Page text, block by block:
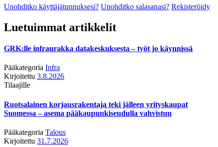
Unohditko käyttäjätunnuksesi? Unohditko salasanasi? Rekisteröidy
Luetuimmat artikkelit
GRK:lle infraurakka datakeskuksesta – työt jo käynnissä
Pääkategoria Infra
Kirjoitettu 3.8.2026
Tilaajille
Ruotsalainen korjausrakentaja teki jälleen yrityskaupat
Suomessa – asema pääkaupunkiseudulla vahvistuu
Pääkategoria Talous
Kirjoitettu 31.7.2026